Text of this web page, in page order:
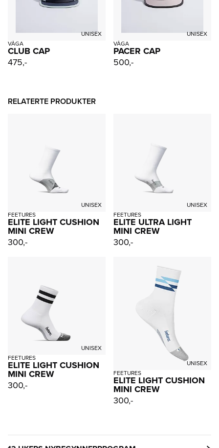
UNISEX
VÅGA
CLUB CAP
475,-
UNISEX
VÅGA
PACER CAP
500,-
RELATERTE PRODUKTER
UNISEX
FEETURES
ELITE LIGHT CUSHION
MINI CREW
300,-
UNISEX
FEETURES
ELITE ULTRA LIGHT
MINI CREW
300,-
UNISEX
FEETURES
ELITE LIGHT CUSHION
MINI CREW
300,-
UNISEX
FEETURES
ELITE LIGHT CUSHION
MINI CREW
300,-